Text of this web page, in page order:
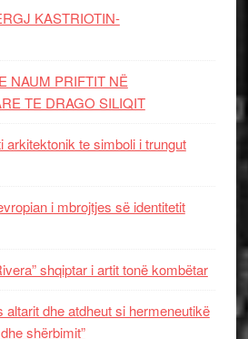
KASTRIOTIN-
NAUM PRIFTIT NË
TE DRAGO SILIQIT
arkitektonik te simboli i trungut
i mbrojtjes së identitetit
shqiptar i artit tonë kombëtar
altarit dhe atdheut si hermeneutikë
shërbimit”